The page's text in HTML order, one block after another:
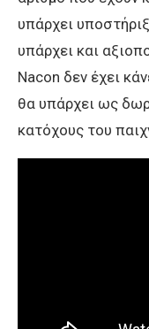
υπάρχει
υπάρχει και
Nacon δεν έχει
θα υπάρχει ως
κατόχους του